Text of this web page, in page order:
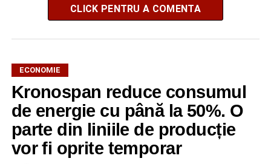
CLICK PENTRU A COMENTA
ECONOMIE
Kronospan reduce consumul
de energie cu până la 50%. O
parte din liniile de producție
vor fi oprite temporar